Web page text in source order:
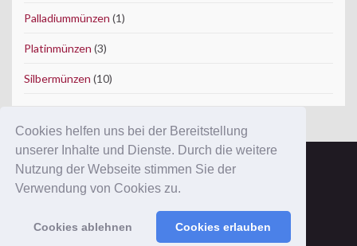
Cookies helfen uns bei der Bereitstellung
unserer Inhalte und Dienste. Durch die weitere
Nutzung der Webseite stimmen Sie der
Verwendung von Cookies zu.
Cookies ablehnen Cookies erlauben
Palladiummünzen (1)
Platinmünzen (3)
Silbermünzen (10)
Copyright © 2012 ConWeSo GmbH.
Ausgewiesene Marken gehören ihren Eigentümern.
und